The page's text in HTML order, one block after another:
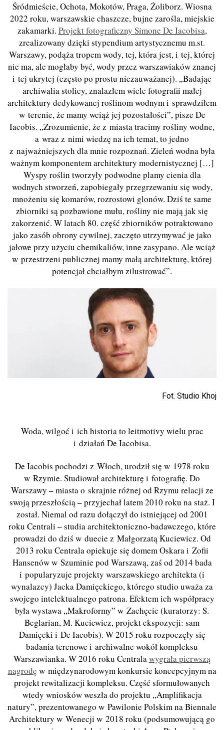
Śródmieście, Ochota, Mokotów, Praga, Żoliborz. Wiosna
2022 roku, warszawskie chaszcze, bujne zarośla, miejskie
zakamarki. Projekt fotograficzny Simone De Iacobisa,
zrealizowany dzięki stypendium artystycznemu m.st.
Warszawy, podąża tropem wody, tej, która jest, i tej, której
nie ma, ale mogłaby być, wody przez warszawiaków znanej
i tej ukrytej (często po prostu niezauważanej). „Badając
archiwalia stolicy, znalazłem wiele fotografii małej
architektury dedykowanej roślinom wodnym i sprawdziłem
w terenie, że mamy wciąż jej pozostałości”, pisze De
Iacobis. „Zrozumienie, że z miasta tracimy rośliny wodne,
a wraz z nimi wiedzę na ich temat, to jedno
z najważniejszych dla mnie rozpoznań. Zieleń wodna była
ważnym komponentem architektury modernistycznej […]
Wyspy roślin tworzyły podwodne plamy cienia dla
wodnych stworzeń, zapobiegały przegrzewaniu się wody,
mnożeniu się komarów, rozrostowi glonów. Dziś te same
zbiorniki są pozbawione mułu, rośliny nie mają jak się
zakorzenić. W latach 80. część zbiorników potraktowano
jako zasób obrony cywilnej, zaczęto utrzymywać je jako
jałowe przy użyciu chemikaliów, inne zasypano. Ale wciąż
w przestrzeni publicznej mamy małą architekturę, której
potencjał chciałbym zilustrować”.
Fot. Studio Khoj
Woda, wilgoć i ich historia to leitmotivy wielu prac
i działań De Iacobisa.
De Iacobis pochodzi z Włoch, urodził się w 1978 roku
w Rzymie. Studiował architekturę i fotografię. Do
Warszawy – miasta o skrajnie różnej od Rzymu relacji ze
swoją przeszłością – przyjechał latem 2010 roku na staż. I
został. Niemal od razu dołączył do istniejącej od 2001
roku Centrali – studia architektoniczno-badawczego, które
prowadzi do dziś w duecie z Małgorzatą Kuciewicz. Od
2013 roku Centrala opiekuje się domem Oskara i Zofii
Hansenów w Szuminie pod Warszawą, zaś od 2014 bada
i popularyzuje projekty warszawskiego architekta (i
wynalazcy) Jacka Damięckiego, którego studio uważa za
swojego intelektualnego patrona. Efektem ich współpracy
była wystawa „Makroformy” w Zachęcie (kuratorzy: S.
Beglarian, M. Kuciewicz, projekt ekspozycji: sam
Damięcki i De Iacobis). W 2015 roku rozpoczęły się
badania terenowe i archiwalne wokół kompleksu
Warszawianka. W 2016 roku Centralawygrała pierwszą
nagrodę w międzynarodowym konkursie koncepcyjnym na
projekt rewitalizacji kompleksu. Część sformułowanych
wtedy wniosków weszła do projektu „Amplifikacja
natury”, prezentowanego w Pawilonie Polskim na Biennale
Architektury w Wenecji w 2018 roku (podsumowującą go